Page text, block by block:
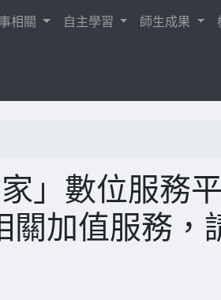
相關 自主學習 師生成果
」數位服務平
關加值服務，